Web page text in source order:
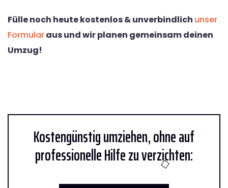
Fülle noch heute kostenlos & unverbindlich unser
Formularaus und wir planen gemeinsam deinen
Umzug!
Kostengünstig umziehen, ohne auf
professionelle Hilfe zu verzichten: